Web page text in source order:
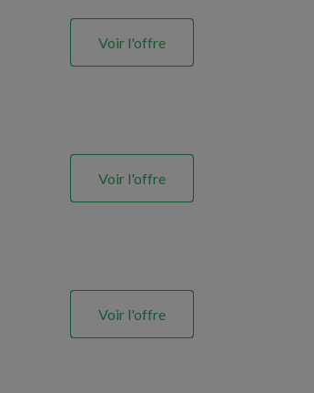
Voir l'offre
Voir l'offre
Voir l'offre